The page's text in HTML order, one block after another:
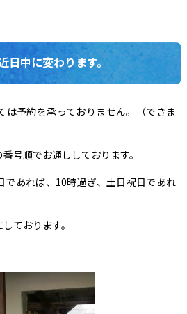
日中に変わります。
は予約を承っておりません。（できま
号順でお通ししております。
であれば、10時過ぎ、土日祝日であれ
ております。